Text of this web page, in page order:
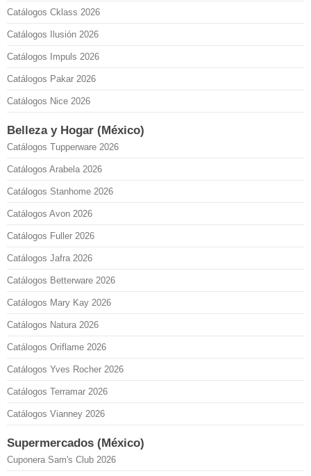
Catálogos Cklass 2026
Catálogos Ilusión 2026
Catálogos Impuls 2026
Catálogos Pakar 2026
Catálogos Nice 2026
Belleza y Hogar (México)
Catálogos Tupperware 2026
Catálogos Arabela 2026
Catálogos Stanhome 2026
Catálogos Avon 2026
Catálogos Fuller 2026
Catálogos Jafra 2026
Catálogos Betterware 2026
Catálogos Mary Kay 2026
Catálogos Natura 2026
Catálogos Oriflame 2026
Catálogos Yves Rocher 2026
Catálogos Terramar 2026
Catálogos Vianney 2026
Supermercados (México)
Cuponera Sam's Club 2026